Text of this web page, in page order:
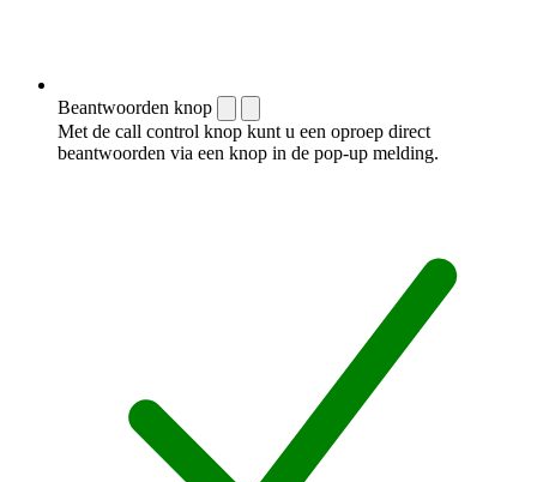
Beantwoorden knop
Met de call control knop kunt u een oproep direct
beantwoorden via een knop in de pop-up melding.